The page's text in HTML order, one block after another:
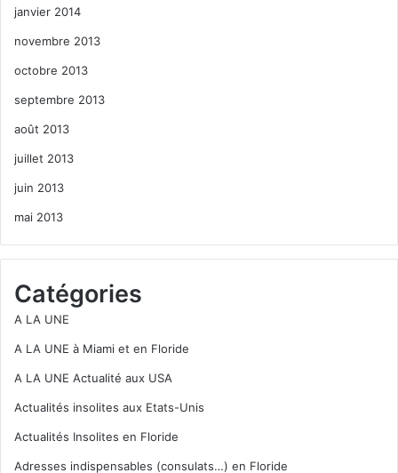
janvier 2014
novembre 2013
octobre 2013
septembre 2013
août 2013
juillet 2013
juin 2013
mai 2013
Catégories
A LA UNE
A LA UNE à Miami et en Floride
A LA UNE Actualité aux USA
Actualités insolites aux Etats-Unis
Actualités Insolites en Floride
Adresses indispensables (consulats…) en Floride